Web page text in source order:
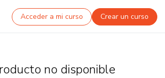
Acceder a mi curso Crear un curso
no disponible